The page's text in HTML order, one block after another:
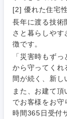
[2] 優れた住宅
長年に渡る技術
さと暮らしやす
徴です。
「災害時もず
から守ってくれ
間が続く、新し
また、お建て
でお客様をお守
時間365日受付